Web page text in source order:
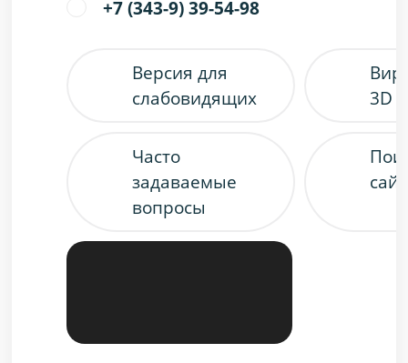
+7 (343-9) 39-54-98
Версия для
слабовидящих
3D
Часто
задаваемые
вопросы